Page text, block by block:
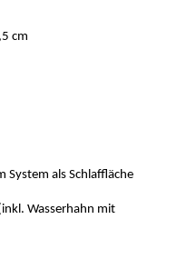
cm
System als Schlaffläche
Wasserhahn mit